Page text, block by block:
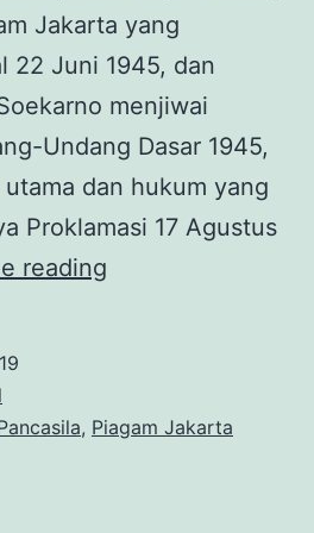
Jakarta yang
22 Juni 1945, dan
menjiwai
Undang Dasar 1945,
dan hukum yang
Proklamasi 17 Agustus
reading
Jakarta
, Piagam Jakarta